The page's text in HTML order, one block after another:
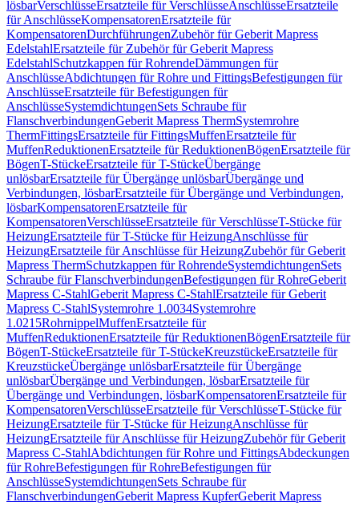
lösbarVerschlüsseErsatzteile für VerschlüsseAnschlüsseErsatzteile
für AnschlüsseKompensatorenErsatzteile für
KompensatorenDurchführungenZubehör für Geberit Mapress
EdelstahlErsatzteile für Zubehör für Geberit Mapress
EdelstahlSchutzkappen für RohrendeDämmungen für
AnschlüsseAbdichtungen für Rohre und FittingsBefestigungen für
AnschlüsseErsatzteile für Befestigungen für
AnschlüsseSystemdichtungenSets Schraube für
FlanschverbindungenGeberit Mapress ThermSystemrohre
ThermFittingsErsatzteile für FittingsMuffenErsatzteile für
MuffenReduktionenErsatzteile für ReduktionenBögenErsatzteile für
BögenT-StückeErsatzteile für T-StückeÜbergänge
unlösbarErsatzteile für Übergänge unlösbarÜbergänge und
Verbindungen, lösbarErsatzteile für Übergänge und Verbindungen,
lösbarKompensatorenErsatzteile für
KompensatorenVerschlüsseErsatzteile für VerschlüsseT-Stücke für
HeizungErsatzteile für T-Stücke für HeizungAnschlüsse für
HeizungErsatzteile für Anschlüsse für HeizungZubehör für Geberit
Mapress ThermSchutzkappen für RohrendeSystemdichtungenSets
Schraube für FlanschverbindungenBefestigungen für RohreGeberit
Mapress C-StahlGeberit Mapress C-StahlErsatzteile für Geberit
Mapress C-StahlSystemrohre 1.0034Systemrohre
1.0215RohrnippelMuffenErsatzteile für
MuffenReduktionenErsatzteile für ReduktionenBögenErsatzteile für
BögenT-StückeErsatzteile für T-StückeKreuzstückeErsatzteile für
KreuzstückeÜbergänge unlösbarErsatzteile für Übergänge
unlösbarÜbergänge und Verbindungen, lösbarErsatzteile für
Übergänge und Verbindungen, lösbarKompensatorenErsatzteile für
KompensatorenVerschlüsseErsatzteile für VerschlüsseT-Stücke für
HeizungErsatzteile für T-Stücke für HeizungAnschlüsse für
HeizungErsatzteile für Anschlüsse für HeizungZubehör für Geberit
Mapress C-StahlAbdichtungen für Rohre und FittingsAbdeckungen
für RohreBefestigungen für RohreBefestigungen für
AnschlüsseSystemdichtungenSets Schraube für
FlanschverbindungenGeberit Mapress KupferGeberit Mapress